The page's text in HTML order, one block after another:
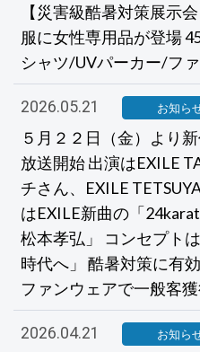
【災害級酷暑対策展示
服に女性専用品が登場
シャツ/UVパーカー/フ
2026.05.21 お知ら
５月２２日（金）より
放送開始 出演はEXILE
チさん、EXILE
はEXILE新曲の「
松本孝弘」 コンセプト
時代へ」 酷暑対策に有
ファンウェアで一般客
2026.04.21 お知ら